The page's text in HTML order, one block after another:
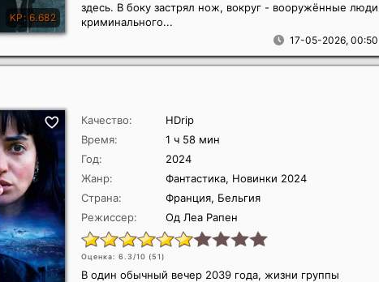
17-05-2026, 00:50
здесь. В боку застрял нож, вокруг - вооружённые люди
криминального...
Качество:
HDrip
Время:
1 ч 58 мин
Год:
2024
Жанр:
Фантастика, Новинки 2024
Страна:
Франция, Бельгия
Режиссер:
Од Леа Рапен
Оценка: 6.3/10 (51)
В один обычный вечер 2039 года, жизни группы